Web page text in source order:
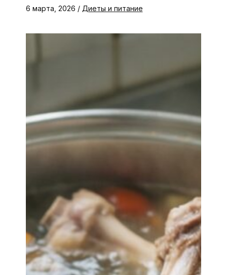
6 марта, 2026 / Диеты и питание